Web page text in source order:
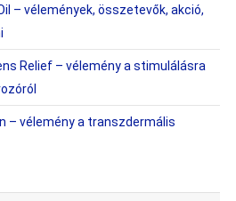
– vélemények, összetevők, akció,
Relief – vélemény a stimulálásra
– vélemény a transzdermális